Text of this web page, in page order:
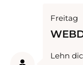
Freitag
Lehn